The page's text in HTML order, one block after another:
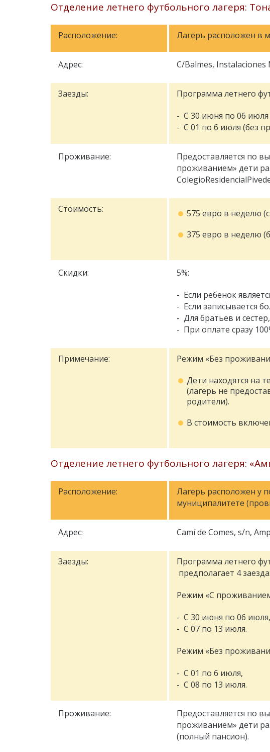
Отделение летнего футбольного лагеря:
Расположение: Лагерь расположен в
Адрес: C/Balmes,
Заезды:
Программа летнего
- С 30 июня по 06
- С 01 по 6 июля (без
Проживание:
Предоставляется по
проживанием» дети
Стоимость:
575 евро в неделю
375 евро в неделю
Скидки:
5%:
- Если ребенок
- Если записывается
- Для братьев и сестер,
- При оплате сразу
Примечание:
Режим «Без
Дети находятся на
(лагерь не
родители).
В стоимость
Отделение летнего футбольного лагеря:
Расположение:
Лагерь расположен у
муниципалитете
Адрес: Camí de Comes, s/n,
Заезды:
Программа летнего
предполагает 4 заезда:
Режим «С
- С 30 июня по 06 июля,
- С 07 по 13 июля.
Режим «Без
- С 01 по 6 июля,
- С 08 по 13 июля.
Проживание:
Предоставляется по
проживанием» дети
(полный пансион).